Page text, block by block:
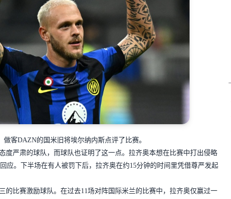
客DAZN的国米旧将埃尔纳内斯点评了比赛。
度严肃的球队，而球队也证明了这一点。拉齐奥本想在比赛中打出侵略
应。下半场在有人被罚下后，拉齐奥在约15分钟的时间里凭借尊严发起
的比赛激励球队。在过去11场对阵国际米兰的比赛中，拉齐奥仅赢过一